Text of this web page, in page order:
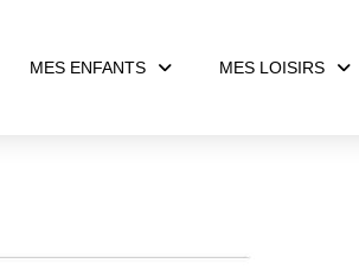
MES ENFANTS MES LOISIRS